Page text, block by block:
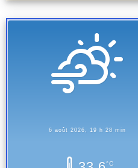
6 août 2026, 19 h 28 min
°C